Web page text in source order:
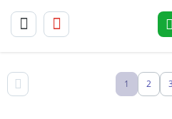
1 2 3